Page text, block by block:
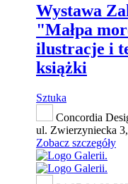
Wystawa
"Małpa
ilustracje i
książki
Sztuka
Concordia
ul. Zwierzyniecka
Zobacz szczegóły